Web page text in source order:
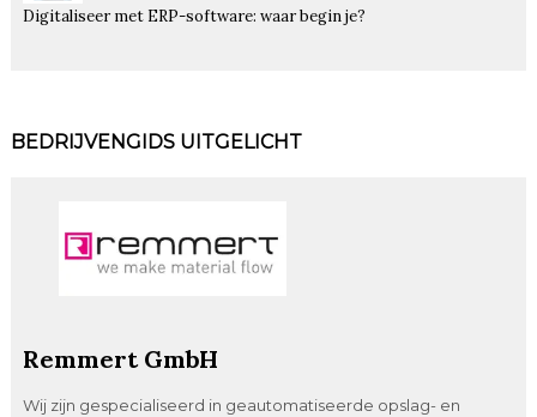
Digitaliseer met ERP-software: waar begin je?
BEDRIJVENGIDS UITGELICHT
Remmert GmbH
Wij zijn gespecialiseerd in geautomatiseerde opslag- en